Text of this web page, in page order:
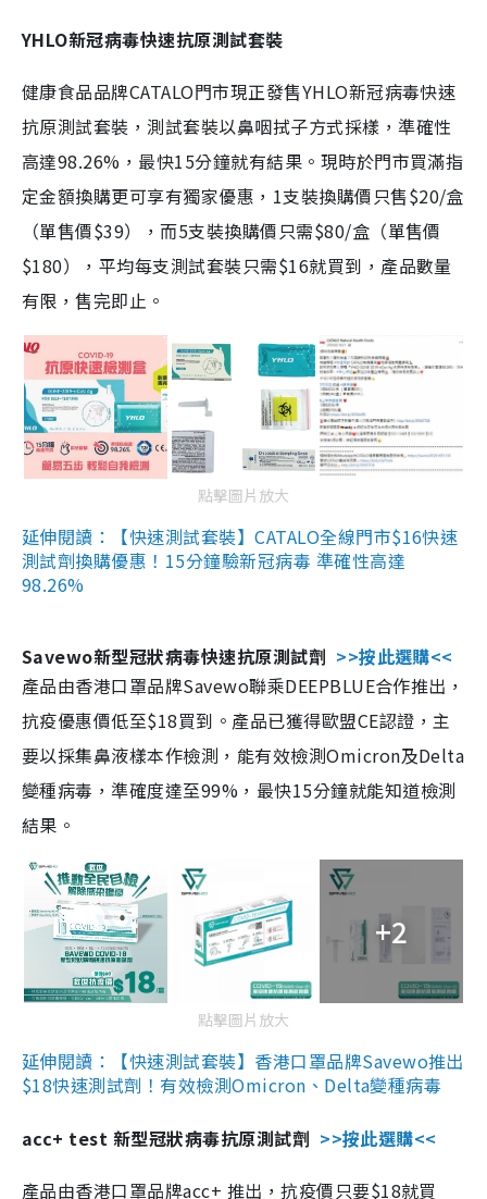
YHLO新冠病毒快速抗原測試套裝
健康食品品牌CATALO門市現正發售YHLO新冠病毒快速
抗原測試套裝，測試套裝以鼻咽拭子方式採樣，準確性
高達98.26%，最快15分鐘就有結果。現時於門市買滿指
定金額換購更可享有獨家優惠，1支裝換購價只售$20/盒
（單售價$39），而5支裝換購價只需$80/盒（單售價
$180），平均每支測試套裝只需$16就買到，產品數量
有限，售完即止。
點擊圖片放大
延伸閱讀：【快速測試套裝】CATALO全線門市$16快速
測試劑換購優惠！15分鐘驗新冠病毒 準確性高達
98.26%
Savewo新型冠狀病毒快速抗原測試劑 >>按此選購<<
產品由香港口罩品牌Savewo聯乘DEEPBLUE合作推出，
抗疫優惠價低至$18買到。產品已獲得歐盟CE認證，主
要以採集鼻液樣本作檢測，能有效檢測Omicron及Delta
變種病毒，準確度達至99%，最快15分鐘就能知道檢測
結果。
+2
點擊圖片放大
延伸閱讀：【快速測試套裝】香港口罩品牌Savewo推出
$18快速測試劑！有效檢測Omicron、Delta變種病毒
acc+ test 新型冠狀病毒抗原測試劑 >>按此選購<<
產品由香港口罩品牌acc+ 推出，抗疫價只要$18就買